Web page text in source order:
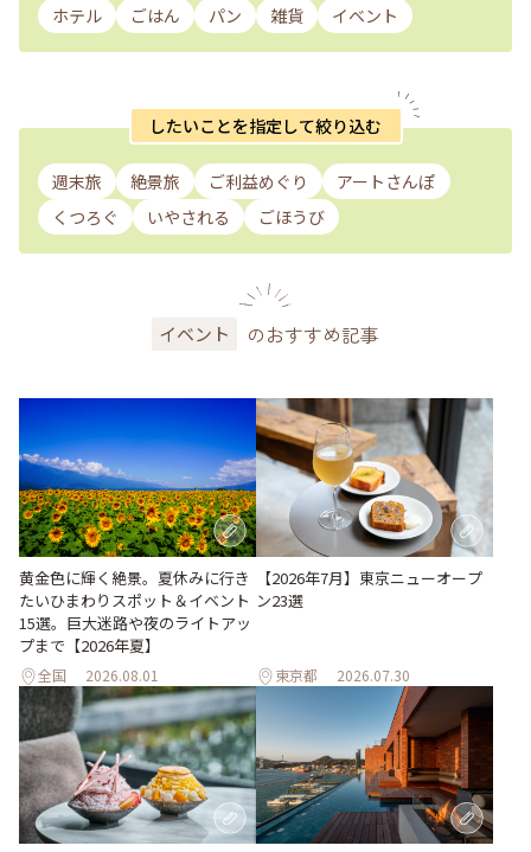
ホテル ごはん パン 雑貨 イベント
したいことを指定して絞り込む
週末旅 絶景旅 ご利益めぐり
アートさんぽ
くつろぐ
いやされる ごほうび
イベント のおすすめ記事
黄金色に輝く絶景。夏休みに行き
たいひまわりスポット＆イベント
15選。巨大迷路や夜のライトアッ
プまで【2026年夏】
全国 2026.08.01
【2026年7月】東京ニューオープ
ン23選
東京都 2026.07.30